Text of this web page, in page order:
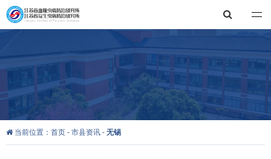
江苏省血吸虫病防治研究所，江苏省寄生虫病防治研究所
当前位置： 首页 - 市县资讯 - 无锡